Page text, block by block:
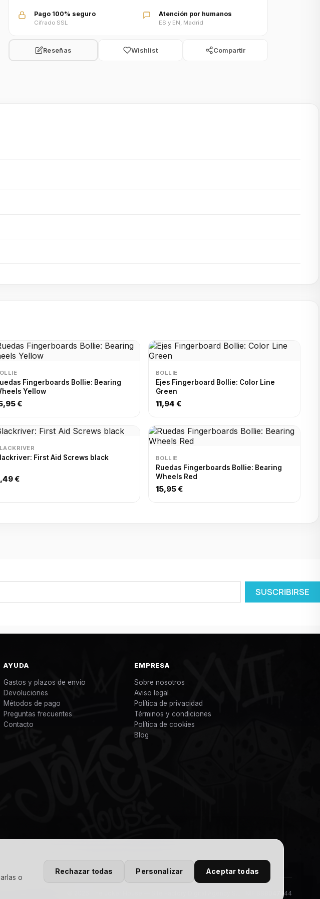
o
Rechazar todas Personalizar Aceptar todas
Pago 100% seguro
Cifrado SSL
Atención por humanos
ES y EN, Madrid
Reseñas Wishlist Compartir
Fingerboards Bollie: Bearing
Yellow
€
BOLLIE
Ejes Fingerboard Bollie: Color Line
Green
11,94 €
First Aid Screws black
€
BOLLIE
Ruedas Fingerboards Bollie: Bearing
Wheels Red
15,95 €
AYUDA
Gastos y plazos de envío
Devoluciones
Métodos de pago
Preguntas frecuentes
Contacto
EMPRESA
Sobre nosotros
Aviso legal
Política de privacidad
Términos y condiciones
Política de cookies
Blog
© 2026 The Joker House — Site Factory Digital Agency S.L · NIF B88047444